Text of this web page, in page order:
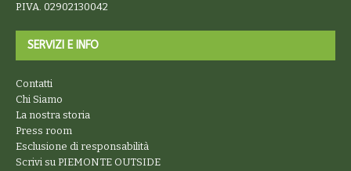
P.IVA. 02902130042
SERVIZI E INFO
Contatti
Chi Siamo
La nostra storia
Press room
Esclusione di responsabilità
Scrivi su PIEMONTE OUTSIDE